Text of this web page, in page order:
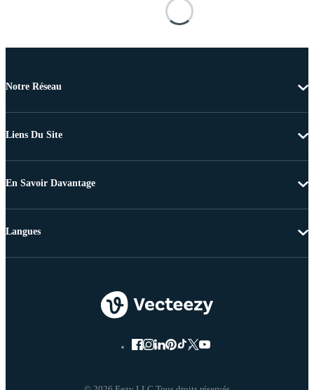
Notre Réseau
Liens Du Site
En Savoir Davantage
Langues